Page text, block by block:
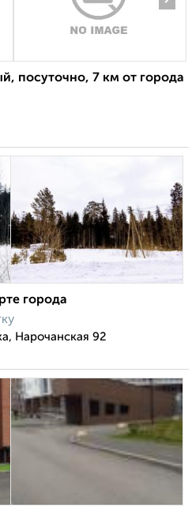
посуточно, 7 км от города
города
Нарочанская 92